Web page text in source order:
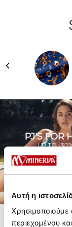
Αυτή η
Χρησιμοποιούμε
περιεχομένου
PJ'S FOR
UP TO -
SHOP SALE